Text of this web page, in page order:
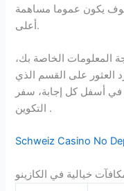
يكون عموما مساهمة
أعلى.
المعلومات الخاصة بك،
العثور على القسم الذي
في أسفل كل إجابة، سفر
التكوين .
Schweiz Casino No
خيالية في الكازينو